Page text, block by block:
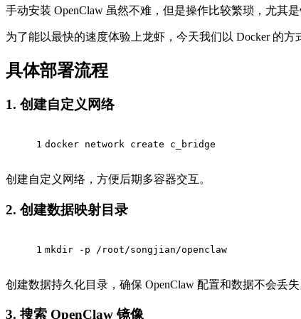
手动安装 OpenClaw 虽然不难，但是操作比较繁琐，尤其
为了能以最快的速度体验上龙虾，今天我们以 Docker 的方
具体部署流程
1. 创建自定义网络
1 docker network create c_bridge
创建自定义网络，方便后期多容器交互。
2. 创建数据映射目录
1 mkdir -p /root/songjian/openclaw
创建数据持久化目录，确保 OpenClaw 配置和数据不会丢失
3. 搜索 OpenClaw 镜像